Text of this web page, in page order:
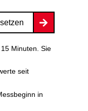
Minuten. Sie
seit
in